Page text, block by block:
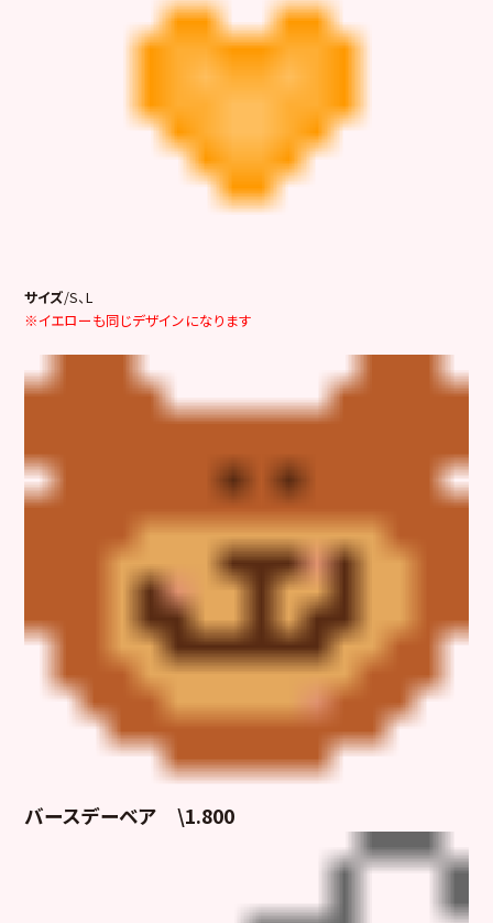
サイズ/S、L
※イエローも同じデザインになります
バースデーベア \1.800